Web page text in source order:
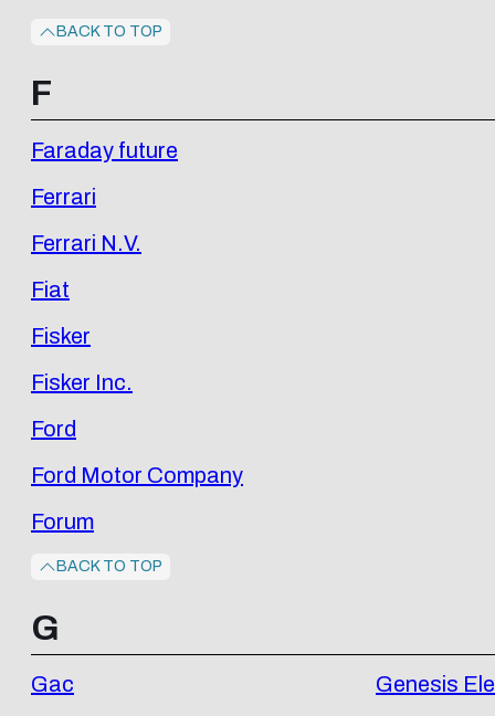
BACK TO TOP
F
Faraday future
Ferrari
Ferrari N.V.
Fiat
Fisker
Fisker Inc.
Ford
Ford Motor Company
Forum
BACK TO TOP
G
Gac
Genesis